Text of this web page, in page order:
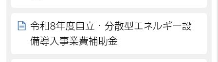
令和8年度自立・分散型エネルギー設
備導入事業費補助金